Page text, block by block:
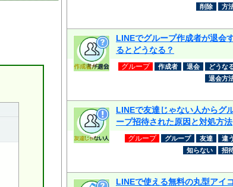
削除
方
LINEでグループ作成者が退会
るとどうなる？
グループ 作成者 退会
どうな
退会方
LINEで友達じゃない人からグ
ープ招待された原因と対処方法
グループ グループ 友達
違う
知らない
招
LINEで使える無料の丸型アイコ